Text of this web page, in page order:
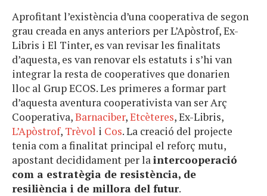
Aprofitant l’existència d’una cooperativa de segon
grau creada en anys anteriors per L’Apòstrof, Ex-
Libris i El Tinter, es van revisar les finalitats
d’aquesta, es van renovar els estatuts i s’hi van
integrar la resta de cooperatives que donarien
lloc al Grup ECOS. Les primeres a formar part
d’aquesta aventura cooperativista van ser Arç
Cooperativa,Barnaciber,Etcèteres, Ex-Libris,
L’Apòstrof, Trèvol i Cos. La creació del projecte
tenia com a finalitat principal el reforç mutu,
apostant decididament per laintercooperació
com a estratègia de resistència, de
resiliència i de millora del futur.